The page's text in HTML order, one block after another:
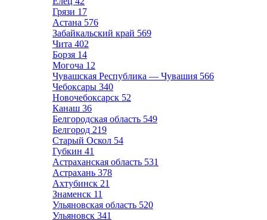
Грязи 17
Астана 576
Забайкальский край 569
Чита 402
Борзя 14
Могоча 12
Чувашская Республика — Чувашия 566
Чебоксары 340
Новочебоксарск 52
Канаш 36
Белгородская область 549
Белгород 219
Старый Оскол 54
Губкин 41
Астраханская область 531
Астрахань 378
Ахтубинск 21
Знаменск 11
Ульяновская область 520
Ульяновск 341